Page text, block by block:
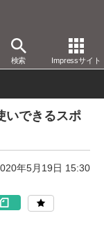
検索 Impressサイト
いできるスポ
年5月19日 15:30